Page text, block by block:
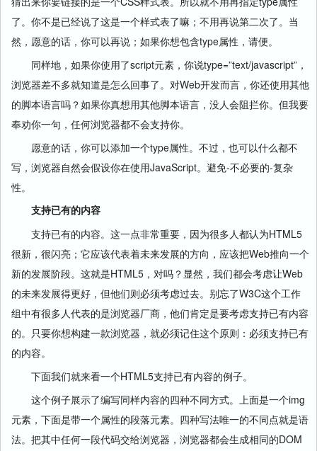
了。你不是已经说了这是一个样式表了嘛；不用再说第二次了。当
然，愿意的话，你可以再说；如果你想包含type属性，请便。
同样地，如果你使用了script元素，你说type=”text/javascript” ，
浏览器差不多就知道是怎么回事了。对Web开发而言，你还使用其他
的脚本语言吗？如果你真想用其他脚本语言，没人会阻拦你。但我要
奉劝你一句，任何浏览器都不会支持你。
愿意的话，你可以添加一个type属性。不过，也可以什么都不
写，浏览器自然会假设你在使用JavaScript。避免-不必要的-复杂
性。
支持已有的内容
支持已有的内容。这一点非常重要，因为很多人都认为HTML5
很新，很闪亮；它应该代表着未来发展的方向，应该把Web推向一个
新的发展阶段。这就是HTML5，对吗？显然，我们都会考虑让Web
的未来发展得更好，但他们则必须考虑过去。别忘了W3C这个工作
组中有很多人代表的是浏览器厂商，他们肯定是要考虑支持已有内容
的。只要你想构建一款浏览器，就必须记住这个原则：必须支持已有
的内容。
下面我们就来看一个HTML5支持已有内容的例子。
这个例子展示了编写同样内容的四种不同方式。上面是一个img
元素，下面是带一个属性的段落元素。四种写法唯一的不同点就是语
法。把其中任何一段代码交给浏览器，浏览器都会生成相同的DOM